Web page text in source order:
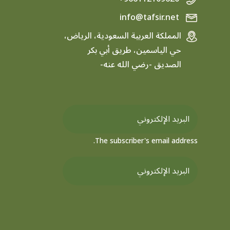
المملكة العربية السعودية، الرياض،
حي الياسمين، طريق أبي بكر
الصديق -رضي الله عنه-
The subscriber's email address.